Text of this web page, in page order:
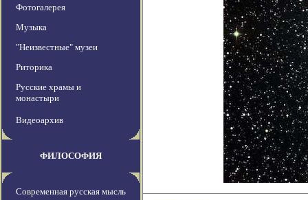
Фотогалерея
Музыка
"Неизвестные" музеи
Риторика
Русские храмы и
монастыри
Видеоархив
ФИЛОСОФИЯ
Современная русская мысль